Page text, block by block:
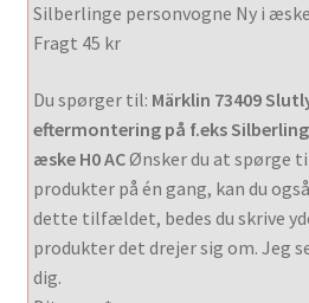
Silberlinge personvogne Ny i
Fragt 45 kr
Du spørger til: Märklin 73409
eftermontering på f.eks
æske H0 ACØnsker du at spørge
produkter på én gang, kan du
dette tilfældet, bedes du skrive
produkter det drejer sig om. Jeg
dig.